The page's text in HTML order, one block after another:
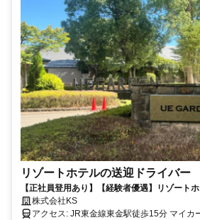
リゾートホテルの送迎ドライバー
【正社員登用あり】【経験者優遇】リゾート
募集株式会社KS
アクセス: JR東金線東金駅徒歩15分 マイカー通勤OK！ 千葉県東金市